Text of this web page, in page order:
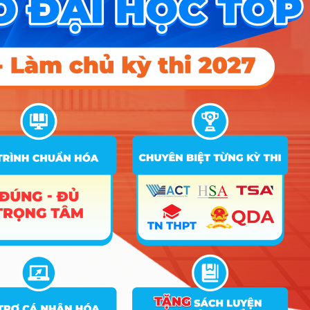
nghề xương sống giúp xã hội vận hành văn minh,
sạch sẽ và ngăn chặn các thảm họa về ô nhiễm
nguồn nước.
Ngành Kỹ thuật cấp thoát
nước học những môn gì? Có
khó không?
Sinh viên sẽ tập trung vào 4 nhóm kiến thức chính:
Thủy lực (nghiên cứu dòng chảy), Hóa sinh nước
(cách xử lý vi khuẩn, tạp chất), Kỹ thuật đường ống
và các phần mềm thiết kế chuyên dụng như
AutoCAD, BIM. Ngành này đòi hỏi tư duy logic cực
kỳ khắt khe của khối tự nhiên (Toán, Lý, Hóa) để
tính toán chuẩn xác các thông số kỹ thuật, hoàn
toàn không có chỗ cho sự cảm tính hay bay bổng.